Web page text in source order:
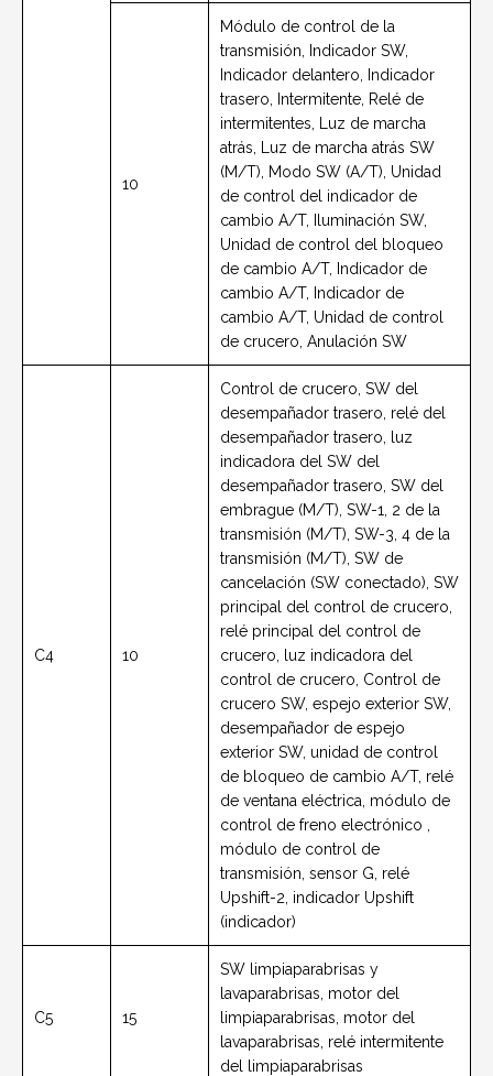
10
Módulo de control de la
transmisión, Indicador SW,
Indicador delantero, Indicador
trasero, Intermitente, Relé de
intermitentes, Luz de marcha
atrás, Luz de marcha atrás SW
(M/T), Modo SW (A/T), Unidad
de control del indicador de
cambio A/T, Iluminación SW,
Unidad de control del bloqueo
de cambio A/T, Indicador de
cambio A/T, Indicador de
cambio A/T, Unidad de control
de crucero, Anulación SW
C4 10
Control de crucero, SW del
desempañador trasero, relé del
desempañador trasero, luz
indicadora del SW del
desempañador trasero, SW del
embrague (M/T), SW-1, 2 de la
transmisión (M/T), SW-3, 4 de la
transmisión (M/T), SW de
cancelación (SW conectado), SW
principal del control de crucero,
relé principal del control de
crucero, luz indicadora del
control de crucero, Control de
crucero SW, espejo exterior SW,
desempañador de espejo
exterior SW, unidad de control
de bloqueo de cambio A/T, relé
de ventana eléctrica, módulo de
control de freno electrónico ,
módulo de control de
transmisión, sensor G, relé
Upshift-2, indicador Upshift
(indicador)
C5 15
SW limpiaparabrisas y
lavaparabrisas, motor del
limpiaparabrisas, motor del
lavaparabrisas, relé intermitente
del limpiaparabrisas